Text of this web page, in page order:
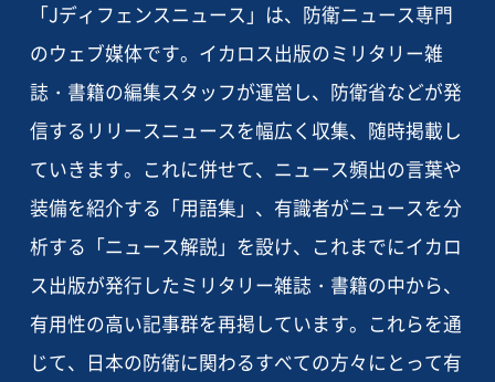
「Jディフェンスニュース」は、防衛ニュース専門
のウェブ媒体です。イカロス出版のミリタリー雑
誌・書籍の編集スタッフが運営し、防衛省などが発
信するリリースニュースを幅広く収集、随時掲載し
ていきます。これに併せて、ニュース頻出の言葉や
装備を紹介する「用語集」、有識者がニュースを分
析する「ニュース解説」を設け、これまでにイカロ
ス出版が発行したミリタリー雑誌・書籍の中から、
有用性の高い記事群を再掲しています。これらを通
じて、日本の防衛に関わるすべての方々にとって有